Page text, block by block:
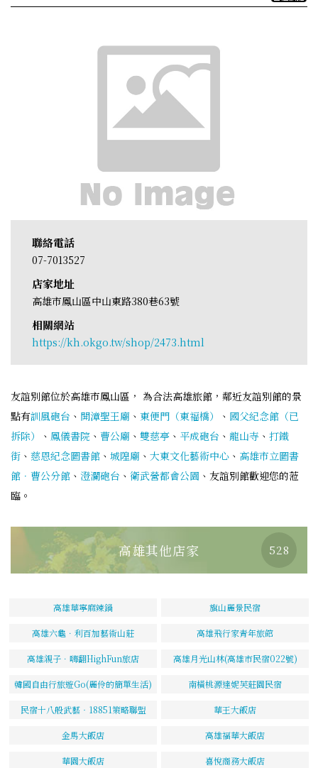
聯絡電話
07-7013527
店家地址
高雄市鳳山區中山東路380巷63號
相關網站
https://kh.okgo.tw/shop/2473.html
友誼別館位於高雄市鳳山區， 為合法高雄旅館，鄰近友誼別館的景
點有訓風砲台 、 開漳聖王廟 、 東便門（東福橋） 、 國父紀念館（已
拆除）
、 鳳儀書院 、 曹公廟 、 雙慈亭 、 平成砲台 、 龍山寺 、 打鐵
街 、 慈恩紀念圖書館 、 城隍廟 、 大東文化藝術中心 、 高雄市立圖書
館．曹公分館 、 澄瀾砲台 、 衛武營都會公園 、友誼別館歡迎您的蒞
臨。
高雄其他店家 528
高雄華寧麻辣鍋 旗山麗景民宿
高雄六龜．利百加藝術山莊 高雄飛行家青年旅館
高雄親子．嗨翻HighFun旅店 高雄月光山林(高雄市民宿022號)
韓國自由行旅遊Go(麗伶的簡單生活) 南橫桃源達妮芙莊園民宿
民宿十八般武藝‧18851策略聯盟 華王大飯店
金馬大飯店 高雄福華大飯店
華園大飯店 喜悅商務大飯店